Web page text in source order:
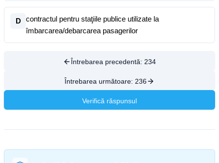
D
contractul pentru staţiile publice utilizate la
îmbarcarea/debarcarea pasagerilor
Întrebarea precedentă: 234
Întrebarea următoare: 236
Verifică răspunsul